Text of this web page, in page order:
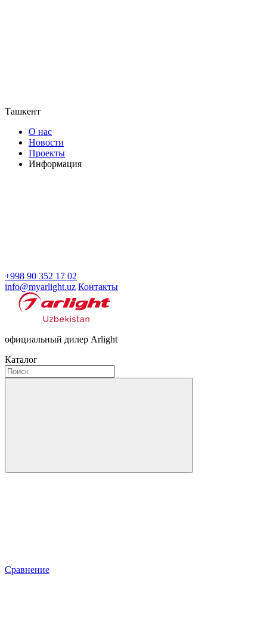
Ташкент
О нас
Новости
Проекты
Информация
+998 90 352 17 02
info@myarlight.uz Контакты
официальный дилер Arlight
Каталог
Сравнение